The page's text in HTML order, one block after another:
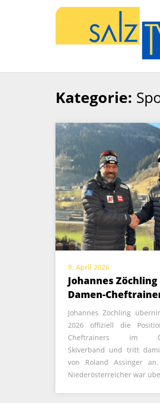
Zum
Kategorie:
9. April 2026
Johannes
Damen-
Johannes Zöchling
2026 offiziell die
Cheftrainers im
Skiverband und tritt
von Roland Assinger
Niederösterreicher war